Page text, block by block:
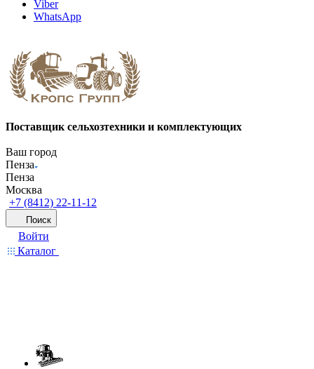
Viber
WhatsApp
Поставщик сельхозтехники и комплектующих
Ваш город
Пенза
Пенза
Москва
+7 (8412) 22-11-12
Поиск
Войти
Каталог